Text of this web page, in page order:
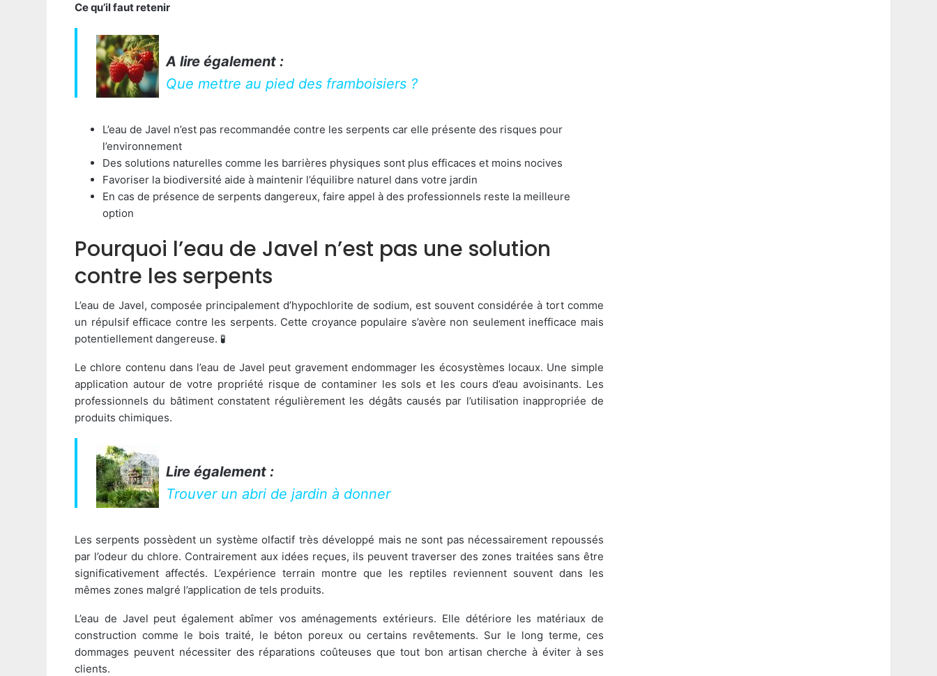
Ce qu’il faut retenir
A lire également :
Que mettre au pied des framboisiers ?
L’eau de Javel n’est pas recommandée contre les serpents car elle présente des risques pour
l’environnement
Des solutions naturelles comme les barrières physiques sont plus efficaces et moins nocives
Favoriser la biodiversité aide à maintenir l’équilibre naturel dans votre jardin
En cas de présence de serpents dangereux, faire appel à des professionnels reste la meilleure
option
Pourquoi l’eau de Javel n’est pas une solution
contre les serpents
L’eau de Javel, composée principalement d’hypochlorite de sodium, est souvent considérée à tort comme
un répulsif efficace contre les serpents. Cette croyance populaire s’avère non seulement inefficace mais
potentiellement dangereuse. 🧪
Le chlore contenu dans l’eau de Javel peut gravement endommager les écosystèmes locaux. Une simple
application autour de votre propriété risque de contaminer les sols et les cours d’eau avoisinants. Les
professionnels du bâtiment constatent régulièrement les dégâts causés par l’utilisation inappropriée de
produits chimiques.
Lire également :
Trouver un abri de jardin à donner
Les serpents possèdent un système olfactif très développé mais ne sont pas nécessairement repoussés
par l’odeur du chlore. Contrairement aux idées reçues, ils peuvent traverser des zones traitées sans être
significativement affectés. L’expérience terrain montre que les reptiles reviennent souvent dans les
mêmes zones malgré l’application de tels produits.
L’eau de Javel peut également abîmer vos aménagements extérieurs. Elle détériore les matériaux de
construction comme le bois traité, le béton poreux ou certains revêtements. Sur le long terme, ces
dommages peuvent nécessiter des réparations coûteuses que tout bon artisan cherche à éviter à ses
clients.